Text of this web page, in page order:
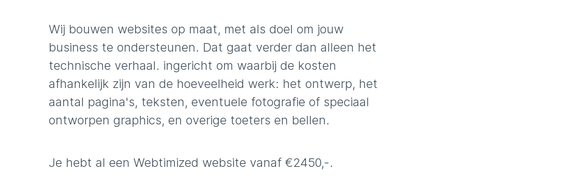
Wij bouwen websites op maat, met als doel om jouw
business te ondersteunen. Dat gaat verder dan alleen het
technische verhaal. ingericht om waarbij de kosten
afhankelijk zijn van de hoeveelheid werk: het ontwerp, het
aantal pagina's, teksten, eventuele fotografie of speciaal
ontworpen graphics, en overige toeters en bellen.
Je hebt al een Webtimized website vanaf €2450,-.